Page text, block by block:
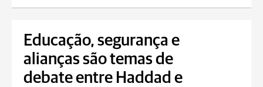
Educação, segurança e
alianças são temas de
debate entre Haddad e